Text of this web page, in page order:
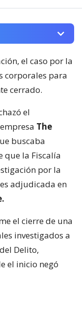
el caso por la
corporales para
cerrado.
el
The
buscaba
que la Fiscalía
por la
adjudicada en
el cierre de una
investigados a
Delito,
el inicio negó